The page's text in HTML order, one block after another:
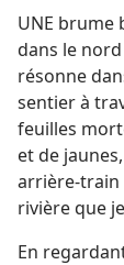
UNE brume
dans le
résonne
sentier à
feuilles
et de
arrière-train
rivière que
En